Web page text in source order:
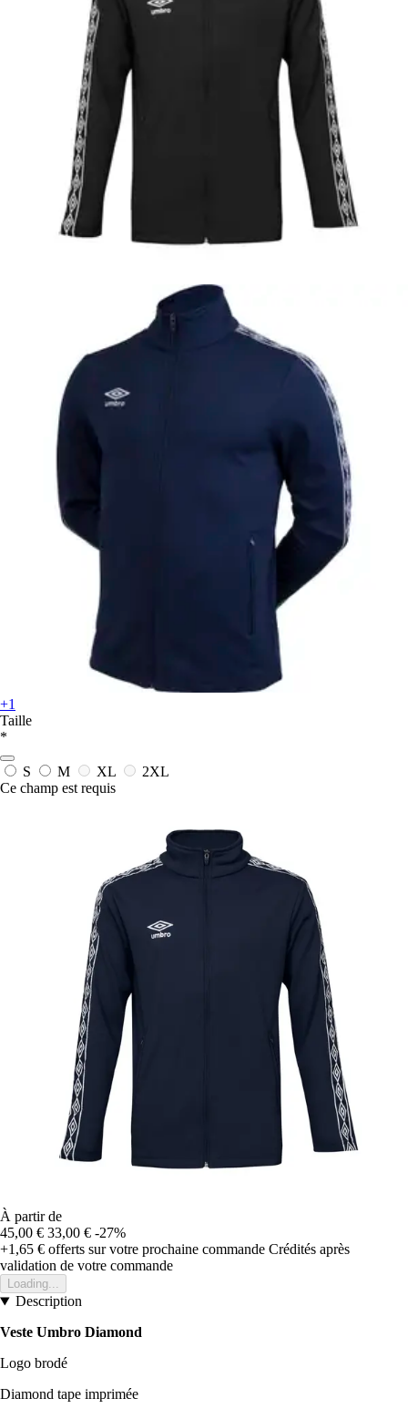
+1
Taille
*
S M XL
2XL
Ce champ est requis
À partir de
45,00 € 33,00 € -27%
+1,65 € offerts sur votre prochaine commande Crédités après
validation de votre commande
Loading...
Description
Veste Umbro Diamond
Logo brodé
Diamond tape imprimée